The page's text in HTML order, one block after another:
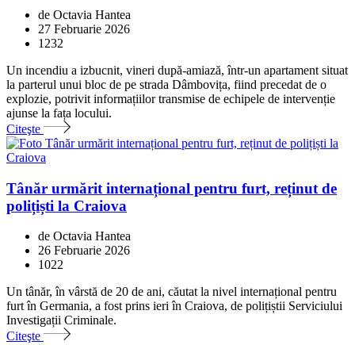
de Octavia Hantea
27 Februarie 2026
1232
Un incendiu a izbucnit, vineri după-amiază, într-un apartament situat
la parterul unui bloc de pe strada Dâmbovița, fiind precedat de o
explozie, potrivit informațiilor transmise de echipele de intervenție
ajunse la fața locului.
Citeşte
Tânăr urmărit internațional pentru furt, reținut de
polițiști la Craiova
de Octavia Hantea
26 Februarie 2026
1022
Un tânăr, în vârstă de 20 de ani, căutat la nivel internațional pentru
furt în Germania, a fost prins ieri în Craiova, de polițiștii Serviciului
Investigații Criminale.
Citeşte